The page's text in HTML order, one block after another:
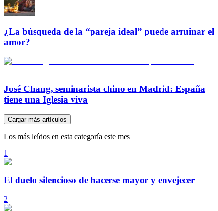
¿La búsqueda de la “pareja ideal” puede arruinar el
amor?
José Chang, seminarista chino en Madrid: España
tiene una Iglesia viva
Cargar más artículos
Los más leídos en esta categoría este mes
1
El duelo silencioso de hacerse mayor y envejecer
2